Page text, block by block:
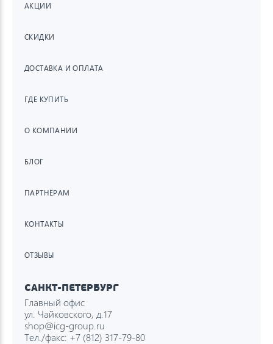
АКЦИИ
СКИДКИ
ДОСТАВКА И ОПЛАТА
ГДЕ КУПИТЬ
О КОМПАНИИ
БЛОГ
ПАРТНЁРАМ
КОНТАКТЫ
ОТЗЫВЫ
САНКТ-ПЕТЕРБУРГ
Главный офис
ул. Чайковского, д.17
shop@icg-group.ru
Тел./факс: +7 (812) 317-79-80